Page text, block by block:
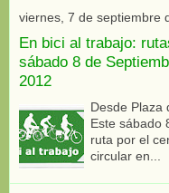
viernes, 7 de septiembre
En bici al trabajo:
sábado 8 de
2012
Desde Plaza
Este sábado
ruta por el
circular en...